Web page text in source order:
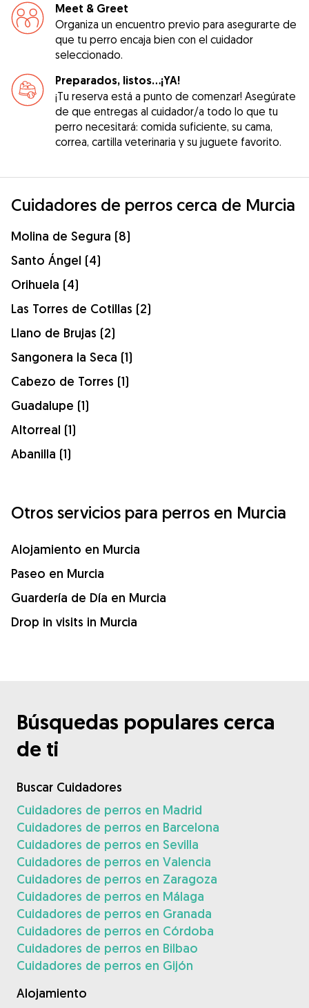
Meet & Greet
Organiza un encuentro previo para asegurarte de
que tu perro encaja bien con el cuidador
seleccionado.
Preparados, listos...¡YA!
¡Tu reserva está a punto de comenzar! Asegúrate
de que entregas al cuidador/a todo lo que tu
perro necesitará: comida suficiente, su cama,
correa, cartilla veterinaria y su juguete favorito.
Cuidadores de perros cerca de Murcia
Molina de Segura (8)
Santo Ángel (4)
Orihuela (4)
Las Torres de Cotillas (2)
Llano de Brujas (2)
Sangonera la Seca (1)
Cabezo de Torres (1)
Guadalupe (1)
Altorreal (1)
Abanilla (1)
Otros servicios para perros en Murcia
Alojamiento en Murcia
Paseo en Murcia
Guardería de Día en Murcia
Drop in visits in Murcia
Búsquedas populares cerca
de ti
Buscar Cuidadores
Cuidadores de perros en Madrid
Cuidadores de perros en Barcelona
Cuidadores de perros en Sevilla
Cuidadores de perros en Valencia
Cuidadores de perros en Zaragoza
Cuidadores de perros en Málaga
Cuidadores de perros en Granada
Cuidadores de perros en Córdoba
Cuidadores de perros en Bilbao
Cuidadores de perros en Gijón
Alojamiento